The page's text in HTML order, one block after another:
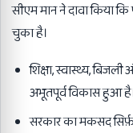
सीएम मान ने दावा किया
चुका है।
शिक्षा, स्वास्थ्य,
अभूतपूर्व विकास हुआ
सरकार का मकसद